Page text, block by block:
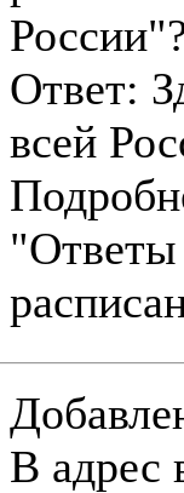
Ответ:
всей
"Ответы
В адрес